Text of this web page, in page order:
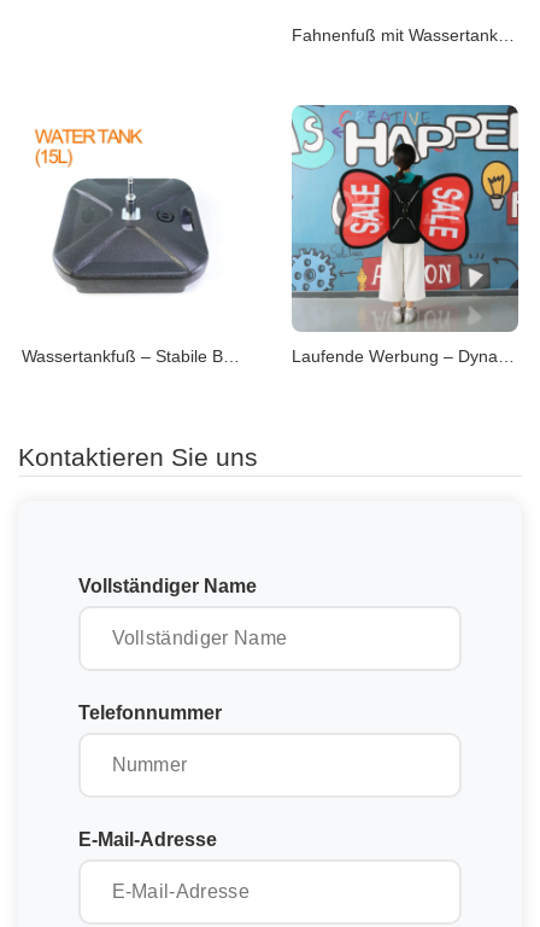
Kontaktieren Sie uns
Vollständiger Name
Telefonnummer
E-Mail-Adresse